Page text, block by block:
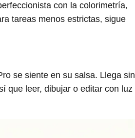
con la colorimetría,
tareas menos estrictas, sigue
se siente en su salsa. Llega sin
que leer, dibujar o editar con luz